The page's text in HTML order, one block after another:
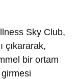
Sky Club,
çıkararak,
bir ortam